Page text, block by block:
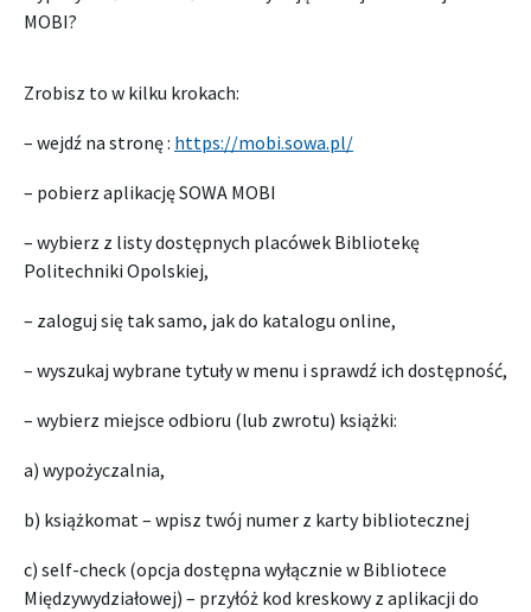
MOBI?
Zrobisz to w kilku krokach:
– wejdź na stronę : https://mobi.sowa.pl/
– pobierz aplikację SOWA MOBI
– wybierz z listy dostępnych placówek Bibliotekę
Politechniki Opolskiej,
– zaloguj się tak samo, jak do katalogu online,
– wyszukaj wybrane tytuły w menu i sprawdź ich dostępność,
– wybierz miejsce odbioru (lub zwrotu) książki:
a) wypożyczalnia,
b) książkomat – wpisz twój numer z karty bibliotecznej
c) self-check (opcja dostępna wyłącznie w Bibliotece
Międzywydziałowej) – przyłóż kod kreskowy z aplikacji do